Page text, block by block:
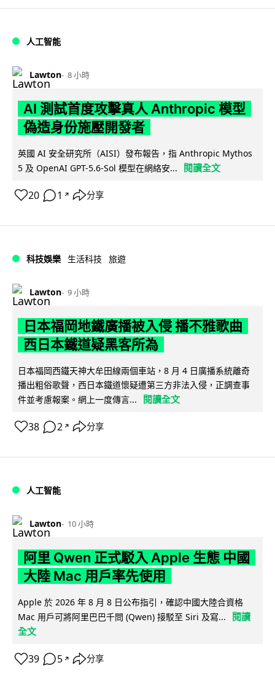
人工智能
Lawton 8 小時
AI 測試首度攻擊真人 Anthropic 模型
偽造身份施壓開發者
英國 AI 安全研究所（AISI）發布報告，指 Anthropic Mythos
5 及 OpenAI GPT-5.6-Sol 模型在網絡安...
閱讀全文
20 1 ↗ 分享
科技娛樂 生活科技 旅遊
Lawton 9 小時
日本福岡地鐵廣播被入侵 播不雅歌曲
西日本鐵道疑黑客所為
日本福岡西鐵天神大牟田線兩個車站，8 月 4 日廣播系統離奇
播出粗俗歌聲，西日本鐵道懷疑遭第三方非法入侵，正調查事
件並考慮報案。網上一度傳言...
閱讀全文
38 2 ↗ 分享
人工智能
Lawton 10 小時
阿里 Qwen 正式駁入 Apple 生態 中國
大陸 Mac 用戶率先使用
Apple 於 2026 年 8 月 8 日公布指引，確認中國大陸合資格
Mac 用戶可將阿里巴巴千問 (Qwen) 接駁至 Siri 及寫...
閱讀
全文
39 5 ↗ 分享